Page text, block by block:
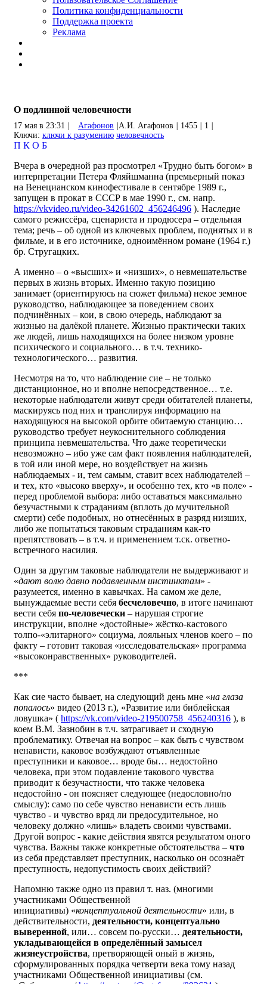
Политика конфиденциальности
Поддержка проекта
Реклама
О подлинной человечности
17 мая в 23:31 Агафонов А.И. Агафонов 1455 1
Ключи: ключи к разумению человечность
П К О Б
Вчера в очередной раз просмотрел «Трудно быть богом» в
интерпретации Петера Фляйшманна (премьерный показ
на Венецианском кинофестивале в сентябре 1989 г.,
запущен в прокат в СССР в мае 1990 г., см. напр.
https://vkvideo.ru/video-34261602_456246496 ). Наследие
самого режиссёра, сценариста и продюсера – отдельная
тема; речь – об одной из ключевых проблем, поднятых и в
фильме, и в его источнике, одноимённом романе (1964 г.)
бр. Стругацких.
А именно – о «высших» и «низших», о невмешательстве
первых в жизнь вторых. Именно такую позицию
занимает (ориентируюсь на сюжет фильма) некое земное
руководство, наблюдающее за поведением своих
подчинённых – кои, в свою очередь, наблюдают за
жизнью на далёкой планете. Жизнью практически таких
же людей, лишь находящихся на более низком уровне
психического и социального… в т.ч. технико-
технологического… развития.
Несмотря на то, что наблюдение сие – не только
дистанционное, но и вполне непосредственное… т.е.
некоторые наблюдатели живут среди обитателей планеты,
маскируясь под них и транслируя информацию на
находящуюся на высокой орбите обитаемую станцию…
руководство требует неукоснительного соблюдения
принципа невмешательства. Что даже теоретически
невозможно – ибо уже сам факт появления наблюдателей,
в той или иной мере, но воздействует на жизнь
наблюдаемых - и, тем самым, ставит всех наблюдателей –
и тех, кто «высоко вверху», и особенно тех, кто «в поле» -
перед проблемой выбора: либо оставаться максимально
безучастными к страданиям (вплоть до мучительной
смерти) себе подобных, но отнесённых в разряд низших,
либо же попытаться таковым страданиям как-то
препятствовать – в т.ч. и применением т.ск. ответно-
встречного насилия.
Один за другим таковые наблюдатели не выдерживают и
«дают волю давно подавленным инстинктам» -
разумеется, именно в кавычках. На самом же деле,
вынуждаемые вести себя бесчеловечно, в итоге начинают
вести себя по-человечески – нарушая строгие
инструкции, вполне «достойные» жёстко-кастового
толпо-«элитарного» социума, лояльных членов коего – по
факту – готовит таковая «исследовательская» программа
«высоконравственных» руководителей.
***
Как сие часто бывает, на следующий день мне «на глаза
попалось» видео (2013 г.), «Развитие или библейская
ловушка» ( https://vk.com/video-219500758_456240316 ), в
коем В.М. Зазнобин в т.ч. затрагивает и сходную
проблематику. Отвечая на вопрос – как быть с чувством
ненависти, каковое возбуждают отъявленные
преступники и каковое… вроде бы… недостойно
человека, при этом подавление такового чувства
приводит к безучастности, что также человека
недостойно - он поясняет следующее (недословно/по
смыслу): само по себе чувство ненависти есть лишь
чувство - и чувство вряд ли предосудительное, но
человеку должно «лишь» владеть своими чувствами.
Другой вопрос - какие действия явятся результатом оного
чувства. Важны также конкретные обстоятельства – что
из себя представляет преступник, насколько он осознаёт
преступность, недопустимость своих действий?
Напомню также одно из правил т. наз. (многими
участниками Общественной
инициативы) «концептуальной деятельности» или, в
действительности, деятельности, концептуально
выверенной, или… совсем по-русски… деятельности,
укладывающейся в определённый замысел
жизнеустройства, претворяющей оный в жизнь,
сформулированных порядка четверти века тому назад
участниками Общественной инициативы (см.